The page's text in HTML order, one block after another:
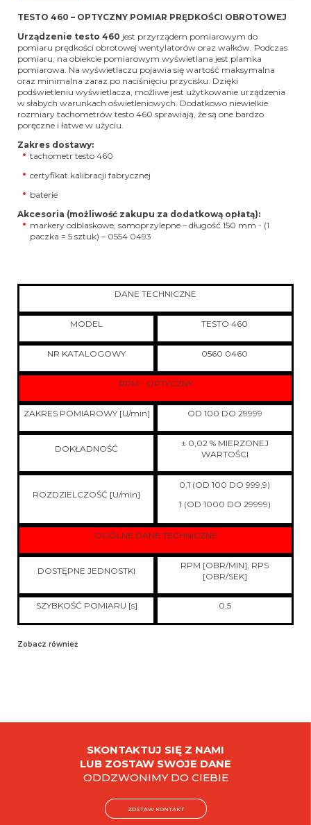
TESTO 460 – OPTYCZNY POMIAR PRĘDKOŚCI OBROTOWEJ
Urządzenie testo 460 jest przyrządem pomiarowym do
pomiaru prędkości obrotowej wentylatorów oraz wałków. Podczas
pomiaru, na obiekcie pomiarowym wyświetlana jest plamka
pomiarowa. Na wyświetlaczu pojawia się wartość maksymalna
oraz minimalna zaraz po naciśnięciu przycisku. Dzięki
podświetleniu wyświetlacza, możliwe jest użytkowanie urządzenia
w słabych warunkach oświetleniowych. Dodatkowo niewielkie
rozmiary tachometrów testo 460 sprawiają, że są one bardzo
poręczne i łatwe w użyciu.
Zakres dostawy:
tachometr testo 460
certyfikat kalibracji fabrycznej
baterie
Akcesoria (możliwość zakupu za dodatkową opłatą):
markery odblaskowe, samoprzylepne – długość 150 mm - (1
paczka = 5 sztuk) – 0554 0493
DANE TECHNICZNE
MODEL TESTO 460
NR KATALOGOWY 0560 0460
RPM - OPTYCZNY
ZAKRES POMIAROWY [U/min] OD 100 DO 29999
DOKŁADNOŚĆ
± 0,02 % MIERZONEJ
WARTOŚCI
ROZDZIELCZOŚĆ [U/min]
0,1 (OD 100 DO 999,9)
1 (OD 1000 DO 29999)
OGÓLNE DANE TECHNICZNE
DOSTĘPNE JEDNOSTKI
RPM [OBR/MIN], RPS
[OBR/SEK]
SZYBKOŚĆ POMIARU [s] 0,5
Zobacz również
SKONTAKTUJ SIĘ Z NAMI
LUB ZOSTAW SWOJE DANE
ODDZWONIMY DO CIEBIE
ZOSTAW KONTAKT